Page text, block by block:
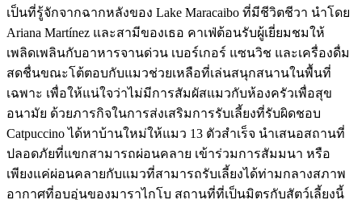
เป็นที่รู้จักจากฉากหลังของ Lake Maracaibo ที่มีชีวิตชีวา นำโดย
Ariana Martínez และสามีของเธอ คาเฟ่ต้อนรับผู้เยี่ยมชมให้
เพลิดเพลินกับอาหารจานด่วน เบอร์เกอร์ แซนวิช และเครื่องดื่ม
สดชื่นขณะโต้ตอบกับแมวช่วยเหลือที่เล่นสนุกสนานในพื้นที่
เฉพาะ เพื่อให้แน่ใจว่าไม่มีการสัมผัสแมวกับห้องครัวเพื่อสุข
อนามัย ด้วยภารกิจในการส่งเสริมการรับเลี้ยงที่รับผิดชอบ
Catpuccino ได้หาบ้านใหม่ให้แมว 13 ตัวสำเร็จ นำเสนอสถานที่
ปลอดภัยที่แขกสามารถผ่อนคลาย เข้าร่วมการสัมมนา หรือ
เพียงแค่ผ่อนคลายกับแมวที่สามารถรับเลี้ยงได้ท่ามกลางสภาพ
อากาศที่อบอุ่นของมาราไกโบ สถานที่ที่เป็นมิตรกับสัตว์เลี้ยงนี้